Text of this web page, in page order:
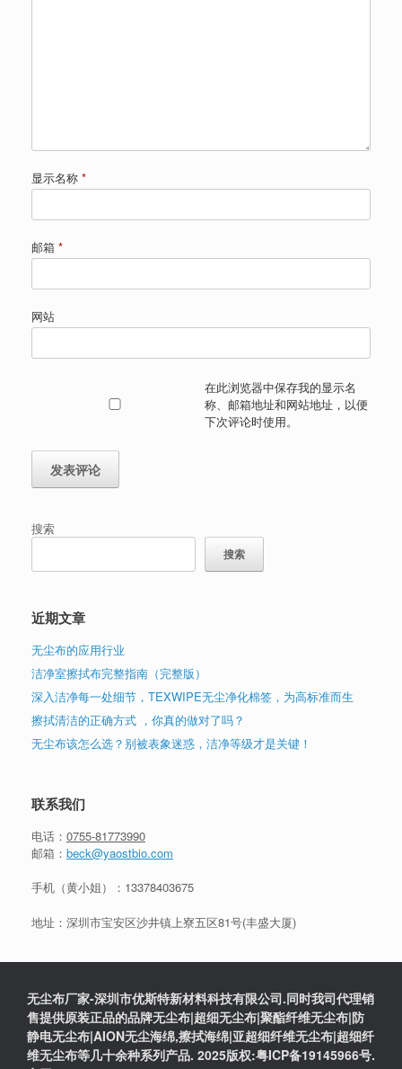
显示名称 *
邮箱 *
网站
在此浏览器中保存我的显示名
称、邮箱地址和网站地址，以便
下次评论时使用。
搜索
搜索
近期文章
无尘布的应用行业
洁净室擦拭布完整指南（完整版）
深入洁净每一处细节，TEXWIPE无尘净化棉签，为高标准而生
擦拭清洁的正确方式 ，你真的做对了吗？
无尘布该怎么选？别被表象迷惑，洁净等级才是关键！
联系我们
电话： 0755-81773990
邮箱： beck@yaostbio.com
手机（黄小姐）： 13378403675
地址：深圳市宝安区沙井镇上寮五区81号(丰盛大厦)
无尘布厂家-深圳市优斯特新材料科技有限公司.同时我司代理销
售提供原装正品的品牌无尘布|超细无尘布|聚酯纤维无尘布|防
静电无尘布|AION无尘海绵,擦拭海绵|亚超细纤维无尘布|超细纤
维无尘布等几十余种系列产品. 2025版权:粤ICP备19145966号.